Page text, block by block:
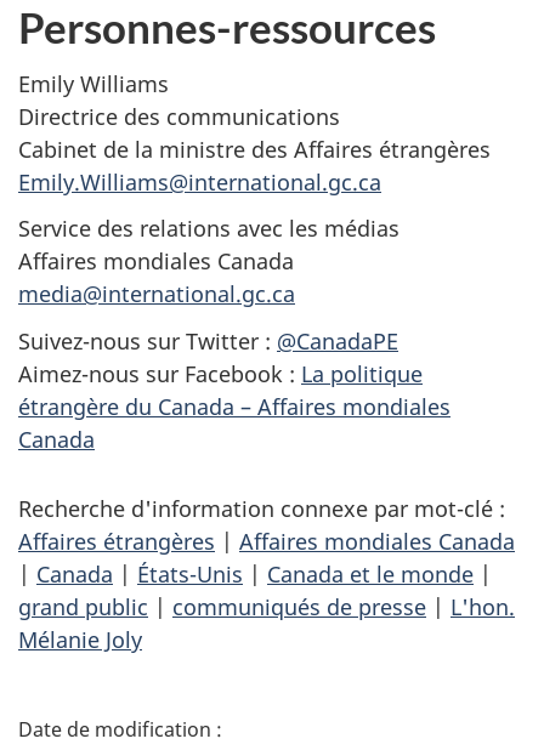
Personnes-ressources
Emily Williams
Directrice des communications
Cabinet de la ministre des Affaires étrangères
Emily.Williams@international.gc.ca
Service des relations avec les médias
Affaires mondiales Canada
media@international.gc.ca
Suivez-nous sur Twitter : @CanadaPE
Aimez-nous sur Facebook : La politique
étrangère du Canada – Affaires mondiales
Canada
Recherche d'information connexe par mot-clé :
Affaires étrangères | Affaires mondiales Canada
| Canada | États-Unis | Canada et le monde |
grand public | communiqués de presse | L'hon.
Mélanie Joly
D